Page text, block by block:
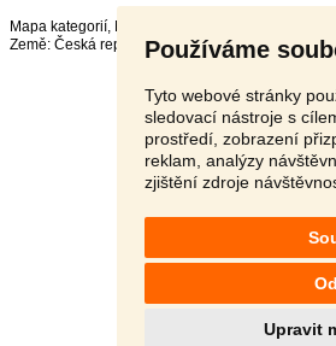
Používáme
Tyto webové stránky
sledovací nástroje s
prostředí, zobrazení
reklam, analýzy
zjištění zdroje
Upravit
Mapa kategorií,
Země: Česká republika,Slovensko,Polsko,